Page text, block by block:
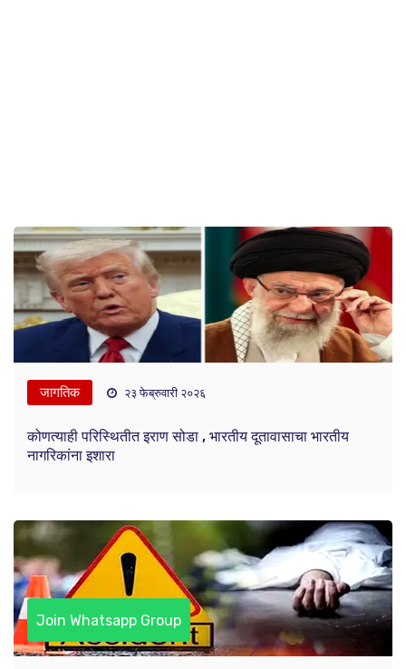
जागतिक २३ फेब्रुवारी २०२६
कोणत्याही परिस्थितीत इराण सोडा , भारतीय दूतावासाचा भारतीय
नागरिकांना इशारा
Join Whatsapp Group